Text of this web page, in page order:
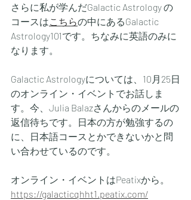
さらに私が学んだGalactic Astrology の
コースは こちらの中にあるGalactic
Astrology101です。ちなみに英語のみに
なります。
Galactic Astrologyについては、10月25日
のオンライン・イベントでお話しま
す。今、Julia Balazさんからのメールの
返信待ちです。日本の方が勉強するの
に、日本語コースとかできないかと問
い合わせているのです。
オンライン・イベントはPeatixから。
https://galacticqhht1.peatix.com/